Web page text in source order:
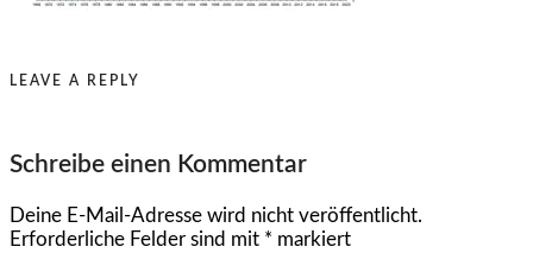
LEAVE A REPLY
Schreibe einen Kommentar
Deine E-Mail-Adresse wird nicht veröffentlicht.
Erforderliche Felder sind mit * markiert